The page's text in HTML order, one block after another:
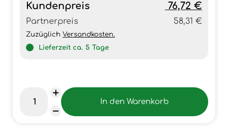
Kundenpreis 76,72 €
Partnerpreis 58,31 €
Zuzüglich Versandkosten.
Lieferzeit ca. 5 Tage